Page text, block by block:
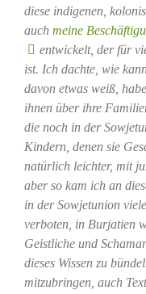
diese indigenen,
auch meine
entwickelt, der für
ist. Ich dachte, wie
davon etwas weiß,
ihnen über ihre
die noch in der
Kindern, denen sie
natürlich leichter, mit
aber so kam ich an
in der Sowjetunion
verboten, in Burjatien
Geistliche und
dieses Wissen zu
mitzubringen, auch